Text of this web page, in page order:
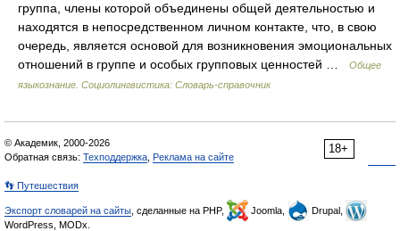
группа, члены которой объединены общей деятельностью и
находятся в непосредственном личном контакте, что, в свою
очередь, является основой для возникновения эмоциональных
отношений в группе и особых групповых ценностей …
Общее
языкознание. Социолингвистика: Словарь-справочник
18+
© Академик, 2000-2026
Обратная связь: Техподдержка Реклама на сайте
👣 Путешествия
Экспорт словарей на сайты , сделанные на PHP, Joomla,
Drupal,
WordPress, MODx.